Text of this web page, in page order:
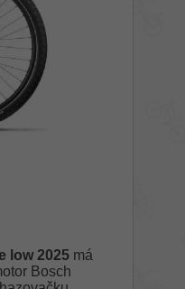
low 2025má
Bosch